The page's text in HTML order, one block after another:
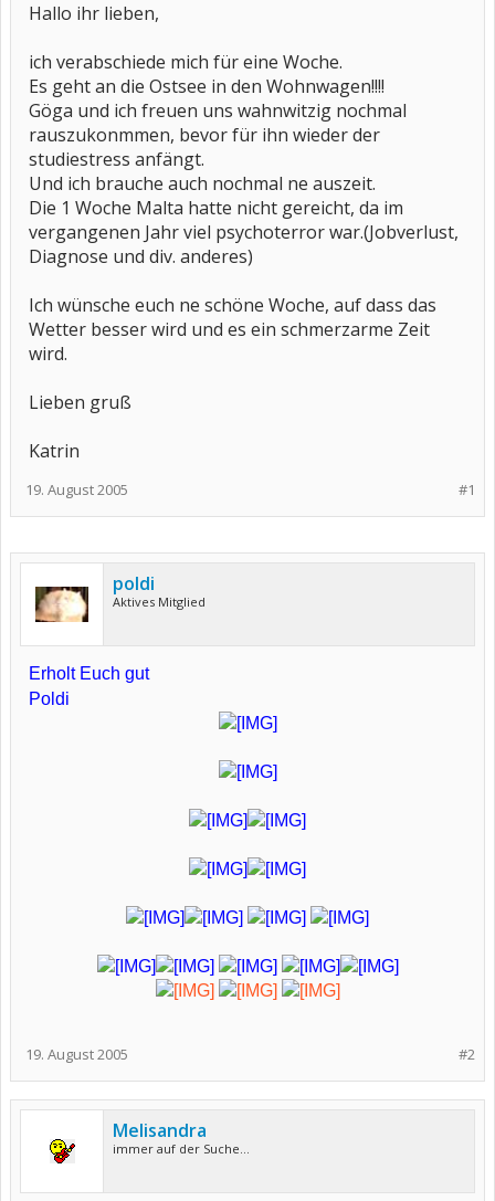
Hallo ihr lieben,
ich verabschiede mich für eine Woche.
Es geht an die Ostsee in den Wohnwagen!!!!
Göga und ich freuen uns wahnwitzig nochmal
rauszukonmmen, bevor für ihn wieder der
studiestress anfängt.
Und ich brauche auch nochmal ne auszeit.
Die 1 Woche Malta hatte nicht gereicht, da im
vergangenen Jahr viel psychoterror war.(Jobverlust,
Diagnose und div. anderes)
Ich wünsche euch ne schöne Woche, auf dass das
Wetter besser wird und es ein schmerzarme Zeit
wird.
Lieben gruß
Katrin
#1
19. August 2005
poldi
Aktives Mitglied
Erholt Euch gut
Poldi
#2
19. August 2005
Melisandra
immer auf der Suche...